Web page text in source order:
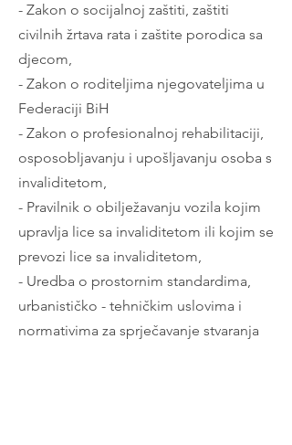
- Zakon o socijalnoj zaštiti, zaštiti
civilnih žrtava rata i zaštite porodica sa
djecom,
- Zakon o roditeljima njegovateljima u
Federaciji BiH
- Zakon o profesionalnoj rehabilitaciji,
osposobljavanju i upošljavanju osoba s
invaliditetom,
- Pravilnik o obilježavanju vozila kojim
upravlja lice sa invaliditetom ili kojim se
prevozi lice sa invaliditetom,
- Uredba o prostornim standardima,
urbanističko - tehničkim uslovima i
normativima za sprječavanje stvaranja